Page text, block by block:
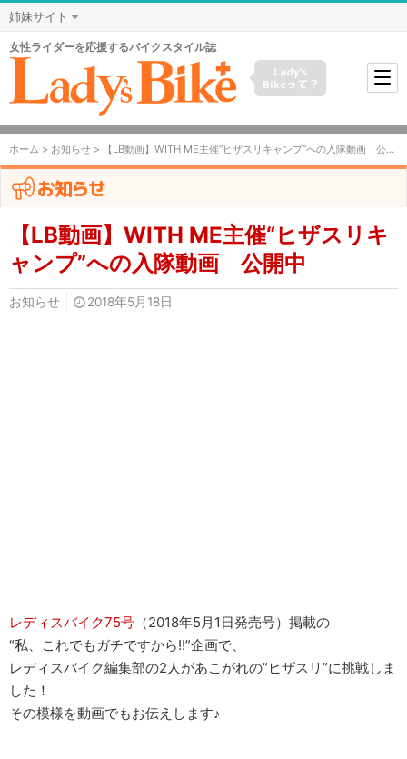
姉妹サイト
女性ライダーを応援するバイクスタイル誌
Lady's
Bikeって？
ホーム > お知らせ > 【LB動画】WITH ME主催“ヒザスリキャンプ”への入隊動画 公開中
お知らせ
【LB動画】WITH ME主催“ヒザスリキ
ャンプ”への入隊動画 公開中
お知らせ 2018年5月18日
レディスバイク75号 （2018年5月1日発売号）掲載の
“私、これでもガチですから!!”企画で、
レディスバイク編集部の2人があこがれの”ヒザスリ”に挑戦しま
した！
その模様を動画でもお伝えします♪